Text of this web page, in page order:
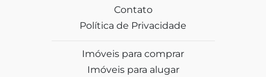
Contato
Política de Privacidade
Imóveis para comprar
Imóveis para alugar